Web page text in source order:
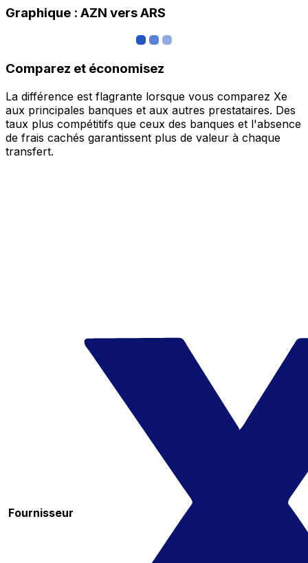
Graphique : AZN vers ARS
Comparez et économisez
La différence est flagrante lorsque vous comparez Xe
aux principales banques et aux autres prestataires. Des
taux plus compétitifs que ceux des banques et l'absence
de frais cachés garantissent plus de valeur à chaque
transfert.
Fournisseur